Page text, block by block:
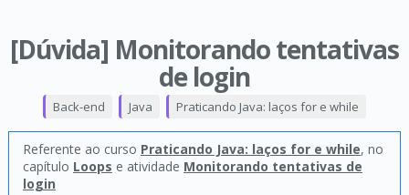
[Dúvida] Monitorando tentativas
de login
Back-end Java Praticando Java: laços for e while
Referente ao curso Praticando Java: laços for e while, no
capítulo Loops e atividade Monitorando tentativas de
login